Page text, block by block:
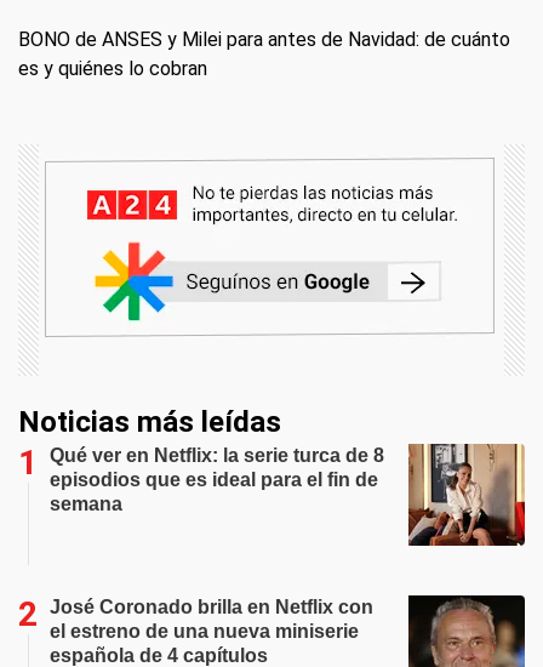
BONO de ANSES y Milei para antes de Navidad: de cuánto
es y quiénes lo cobran
Noticias más leídas
Qué ver en Netflix: la serie turca de 8
episodios que es ideal para el fin de
semana
José Coronado brilla en Netflix con
el estreno de una nueva miniserie
española de 4 capítulos